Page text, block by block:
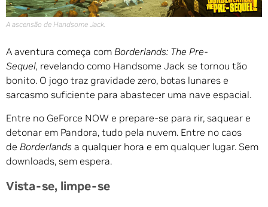
A ascensão de Handsome Jack.
A aventura começa com Borderlands: The Pre-
Sequel, revelando como Handsome Jack se tornou tão
bonito. O jogo traz gravidade zero, botas lunares e
sarcasmo suficiente para abastecer uma nave espacial.
Entre no GeForce NOW e prepare-se para rir, saquear e
detonar em Pandora, tudo pela nuvem. Entre no caos
de Borderlands a qualquer hora e em qualquer lugar. Sem
downloads, sem espera.
Vista-se, limpe-se